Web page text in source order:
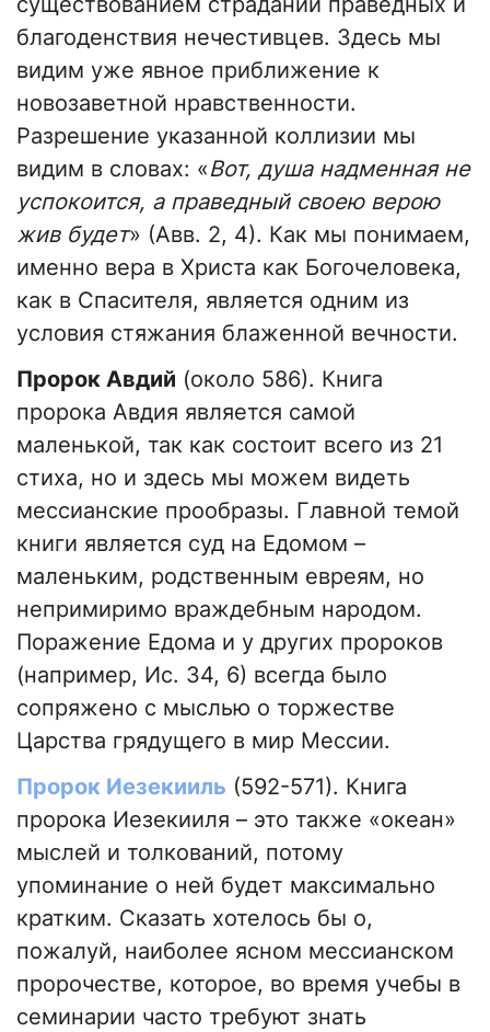
благоденствия нечестивцев. Здесь мы
видим уже явное приближение к
новозаветной нравственности.
Разрешение указанной коллизии мы
видим в словах: «Вот, душа надменная не
успокоится, а праведный своею верою
жив будет» (Авв. 2, 4). Как мы понимаем,
именно вера в Христа как Богочеловека,
как в Спасителя, является одним из
условия стяжания блаженной вечности.
Пророк Авдий (около 586). Книга
пророка Авдия является самой
маленькой, так как состоит всего из 21
стиха, но и здесь мы можем видеть
мессианские прообразы. Главной темой
книги является суд на Едомом –
маленьким, родственным евреям, но
непримиримо враждебным народом.
Поражение Едома и у других пророков
(например, Ис. 34, 6) всегда было
сопряжено с мыслью о торжестве
Царства грядущего в мир Мессии.
Пророк Иезекииль (592-571). Книга
пророка Иезекииля – это также «океан»
мыслей и толкований, потому
упоминание о ней будет максимально
кратким. Сказать хотелось бы о,
пожалуй, наиболее ясном мессианском
пророчестве, которое, во время учебы в
семинарии часто требуют знать